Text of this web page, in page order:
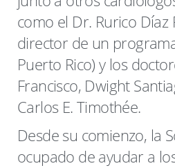
como el Dr. Rurico Díaz
director de un
Puerto Rico) y los
Francisco, Dwight
Carlos E. Timothée.
Desde su comienzo, la
ocupado de ayudar a